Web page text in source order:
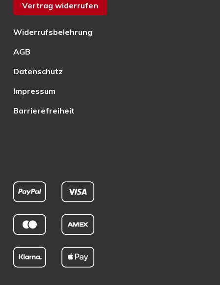
Vertrag widerrufen
Widerrufsbelehrung
AGB
Datenschutz
Impressum
Barrierefreiheit